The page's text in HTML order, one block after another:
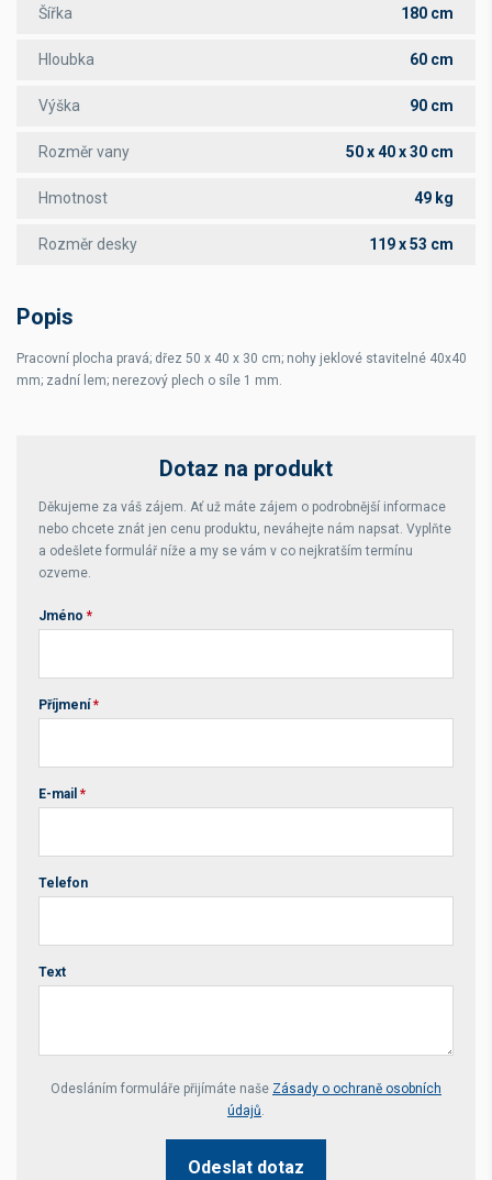
Šířka 180 cm
Hloubka 60 cm
Výška 90 cm
Rozměr vany 50 x 40 x 30 cm
Hmotnost 49 kg
Rozměr desky 119 x 53 cm
Popis
Pracovní plocha pravá; dřez 50 x 40 x 30 cm; nohy jeklové stavitelné 40x40
mm; zadní lem; nerezový plech o síle 1 mm.
Dotaz na produkt
Děkujeme za váš zájem. Ať už máte zájem o podrobnější informace
nebo chcete znát jen cenu produktu, neváhejte nám napsat. Vyplňte
a odešlete formulář níže a my se vám v co nejkratším termínu
ozveme.
Jméno *
Příjmení *
E-mail *
Telefon
Text
Your website *
Odesláním formuláře přijímáte naše Zásady o ochraně osobních
údajů.
Odeslat dotaz